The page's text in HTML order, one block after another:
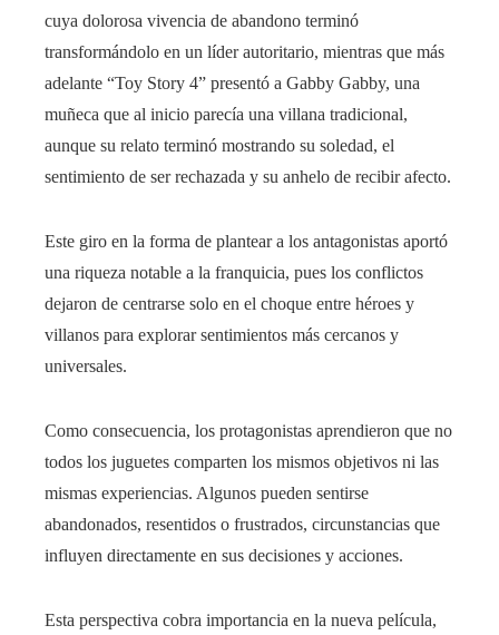
cuya dolorosa vivencia de abandono terminó
transformándolo en un líder autoritario, mientras que más
adelante “Toy Story 4” presentó a Gabby Gabby, una
muñeca que al inicio parecía una villana tradicional,
aunque su relato terminó mostrando su soledad, el
sentimiento de ser rechazada y su anhelo de recibir afecto.
Este giro en la forma de plantear a los antagonistas aportó
una riqueza notable a la franquicia, pues los conflictos
dejaron de centrarse solo en el choque entre héroes y
villanos para explorar sentimientos más cercanos y
universales.
Como consecuencia, los protagonistas aprendieron que no
todos los juguetes comparten los mismos objetivos ni las
mismas experiencias. Algunos pueden sentirse
abandonados, resentidos o frustrados, circunstancias que
influyen directamente en sus decisiones y acciones.
Esta perspectiva cobra importancia en la nueva película,